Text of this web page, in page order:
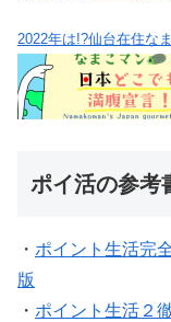
2022年は!?仙台在住な
ポイ活の参考
・ ポイント生活完
版
・ ポイント生活２